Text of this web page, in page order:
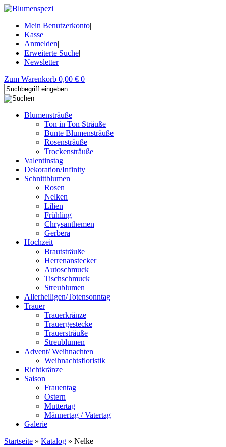
Mein Benutzerkonto|
Kasse|
Anmelden|
Erweiterte Suche|
Newsletter
Zum Warenkorb 0,00 € 0
Blumensträuße
Ton in Ton Sträuße
Bunte Blumensträuße
Rosensträuße
Trockensträuße
Valentinstag
Dekoration/Infinity
Schnittblumen
Rosen
Nelken
Lilien
Frühling
Chrysanthemen
Gerbera
Hochzeit
Brautsträuße
Herrenanstecker
Autoschmuck
Tischschmuck
Streublumen
Allerheiligen/Totensonntag
Trauer
Trauerkränze
Trauergestecke
Trauersträuße
Streublumen
Advent/ Weihnachten
Weihnachtsfloristik
Richtkränze
Saison
Frauentag
Ostern
Muttertag
Männertag / Vatertag
Galerie
Startseite » Katalog » Nelke